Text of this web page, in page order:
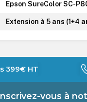
Epson SureColor SC-
Extension à 5 ans (1+4
399€ HT
vous à